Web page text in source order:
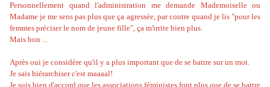
Personnellement quand l'administration me demande Mademoiselle ou
Madame je me sens pas plus que ça agressée, par contre quand je lis "pour les
femmes préciser le nom de jeune fille", ça m'irrite bien plus.
Mais bon ...
Après oui je considère qu'il y a plus important que de se battre sur un mot.
Je sais hiérarchiser c'est maaaal!
Je suis bien d'accord que les associations féministes font plus que de se battre